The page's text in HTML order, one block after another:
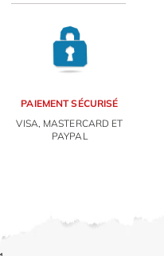
PAIEMENT SÉCURISÉ
VISA, MASTERCARD ET
PAYPAL